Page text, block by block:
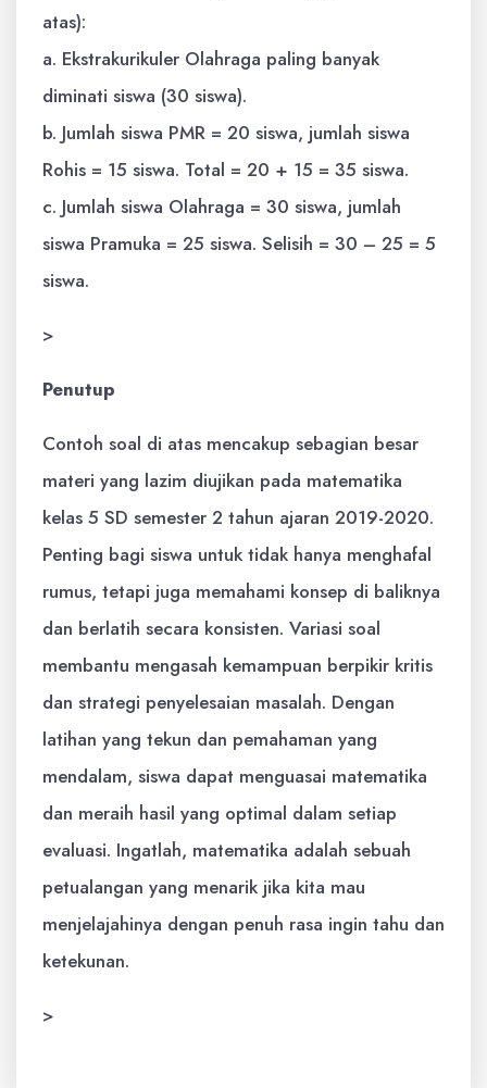
atas):
a. Ekstrakurikuler Olahraga paling banyak
diminati siswa (30 siswa).
b. Jumlah siswa PMR = 20 siswa, jumlah siswa
Rohis = 15 siswa. Total = 20 + 15 = 35 siswa.
c. Jumlah siswa Olahraga = 30 siswa, jumlah
siswa Pramuka = 25 siswa. Selisih = 30 – 25 = 5
siswa.
>
Penutup
Contoh soal di atas mencakup sebagian besar
materi yang lazim diujikan pada matematika
kelas 5 SD semester 2 tahun ajaran 2019-2020.
Penting bagi siswa untuk tidak hanya menghafal
rumus, tetapi juga memahami konsep di baliknya
dan berlatih secara konsisten. Variasi soal
membantu mengasah kemampuan berpikir kritis
dan strategi penyelesaian masalah. Dengan
latihan yang tekun dan pemahaman yang
mendalam, siswa dapat menguasai matematika
dan meraih hasil yang optimal dalam setiap
evaluasi. Ingatlah, matematika adalah sebuah
petualangan yang menarik jika kita mau
menjelajahinya dengan penuh rasa ingin tahu dan
ketekunan.
>